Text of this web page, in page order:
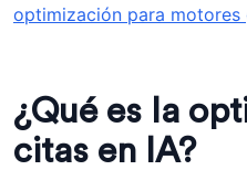
optimización para motores
¿Qué es la
citas en IA?